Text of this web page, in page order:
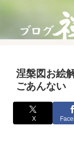
涅槃図お絵
ごあんない
X